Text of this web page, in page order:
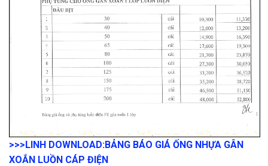
>>>LINH DOWNLOAD:BẢNG BÁO GIÁ ỐNG NHỰA GÂN
XOẮN LUỒN CÁP ĐIỆN